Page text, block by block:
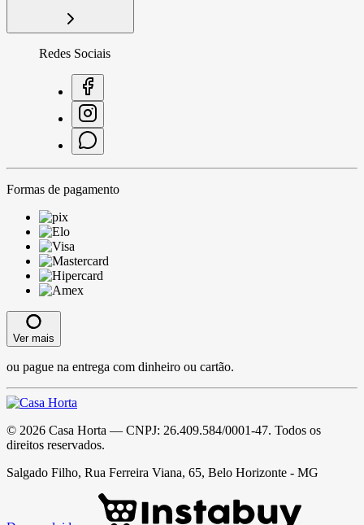
Redes Sociais
Formas de pagamento
Ver mais
ou pague na entrega com dinheiro ou cartão.
© 2026 Casa Horta — CNPJ: 26.409.584/0001-47. Todos os
direitos reservados.
Salgado Filho, Rua Ferreira Viana, 65, Belo Horizonte - MG